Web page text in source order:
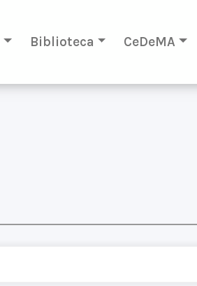
Biblioteca CeDeMA